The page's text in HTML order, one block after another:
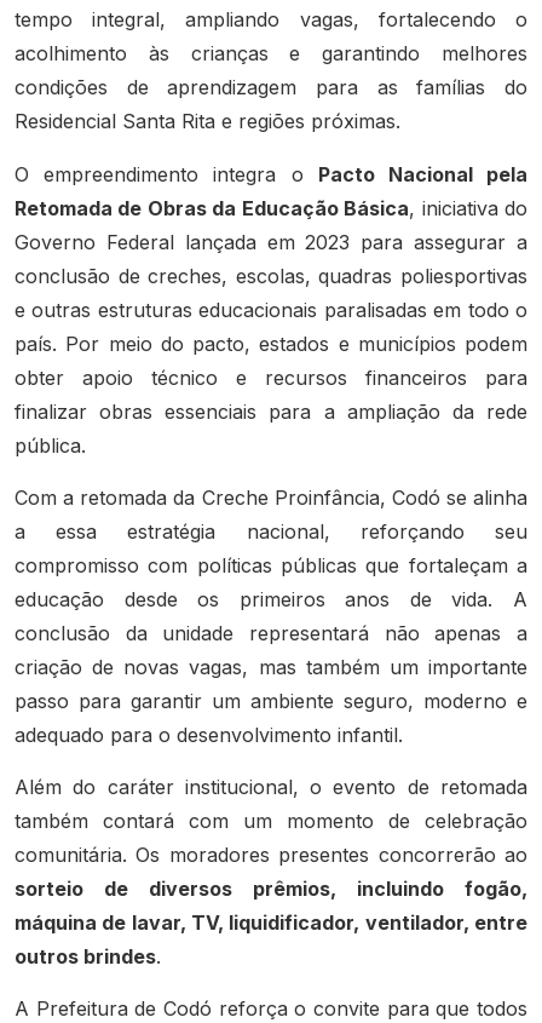
tempo integral, ampliando vagas, fortalecendo o
acolhimento às crianças e garantindo melhores
condições de aprendizagem para as famílias do
Residencial Santa Rita e regiões próximas.
O empreendimento integra o Pacto Nacional pela
Retomada de Obras da Educação Básica, iniciativa do
Governo Federal lançada em 2023 para assegurar a
conclusão de creches, escolas, quadras poliesportivas
e outras estruturas educacionais paralisadas em todo o
país. Por meio do pacto, estados e municípios podem
obter apoio técnico e recursos financeiros para
finalizar obras essenciais para a ampliação da rede
pública.
Com a retomada da Creche Proinfância, Codó se alinha
a essa estratégia nacional, reforçando seu
compromisso com políticas públicas que fortaleçam a
educação desde os primeiros anos de vida. A
conclusão da unidade representará não apenas a
criação de novas vagas, mas também um importante
passo para garantir um ambiente seguro, moderno e
adequado para o desenvolvimento infantil.
Além do caráter institucional, o evento de retomada
também contará com um momento de celebração
comunitária. Os moradores presentes concorrerão ao
sorteio de diversos prêmios, incluindo fogão,
máquina de lavar, TV, liquidificador, ventilador, entre
outros brindes.
A Prefeitura de Codó reforça o convite para que todos